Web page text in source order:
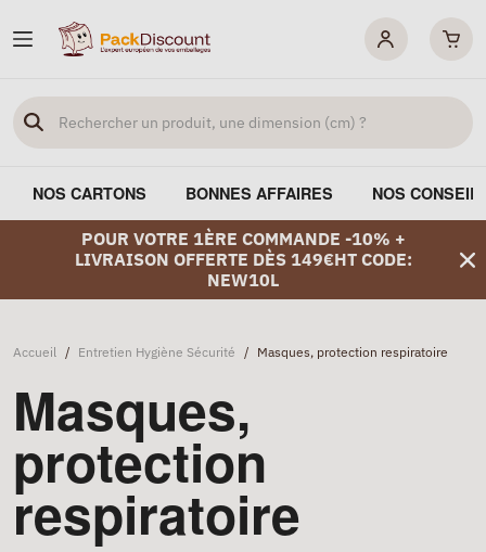
NOS CARTONS BONNES AFFAIRES NOS
POUR VOTRE 1ÈRE COMMANDE -10% +
LIVRAISON OFFERTE DÈS 149€HT CODE:
NEW10L
Accueil / Entretien Hygiène Sécurité / Masques, protection respiratoire
Masques,
protection
respiratoire